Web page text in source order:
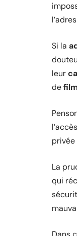
Si la
leur
de
La
qui